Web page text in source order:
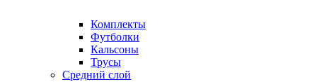
Комплекты
Футболки
Кальсоны
Трусы
Средний слой